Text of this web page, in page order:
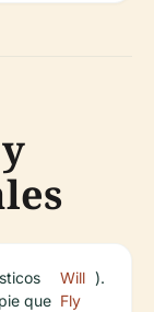
que
Will
Fly
).